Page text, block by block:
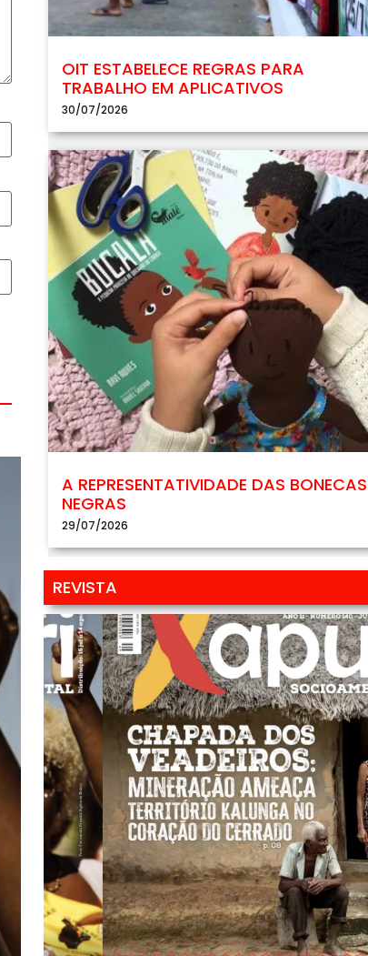
OIT ESTABELECE REGRAS PARA
TRABALHO EM APLICATIVOS
30/07/2026
A REPRESENTATIVIDADE DAS BONECAS
NEGRAS
29/07/2026
REVISTA